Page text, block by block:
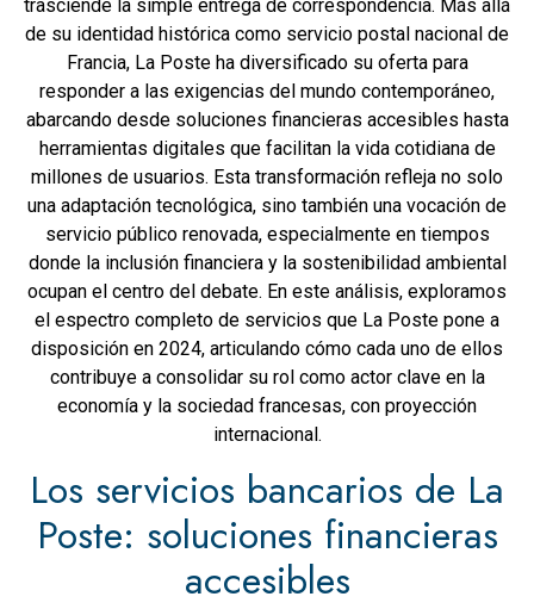
trasciende la simple entrega de correspondencia. Más allá
de su identidad histórica como servicio postal nacional de
Francia, La Poste ha diversificado su oferta para
responder a las exigencias del mundo contemporáneo,
abarcando desde soluciones financieras accesibles hasta
herramientas digitales que facilitan la vida cotidiana de
millones de usuarios. Esta transformación refleja no solo
una adaptación tecnológica, sino también una vocación de
servicio público renovada, especialmente en tiempos
donde la inclusión financiera y la sostenibilidad ambiental
ocupan el centro del debate. En este análisis, exploramos
el espectro completo de servicios que La Poste pone a
disposición en 2024, articulando cómo cada uno de ellos
contribuye a consolidar su rol como actor clave en la
economía y la sociedad francesas, con proyección
internacional.
Los servicios bancarios de La
Poste: soluciones financieras
accesibles